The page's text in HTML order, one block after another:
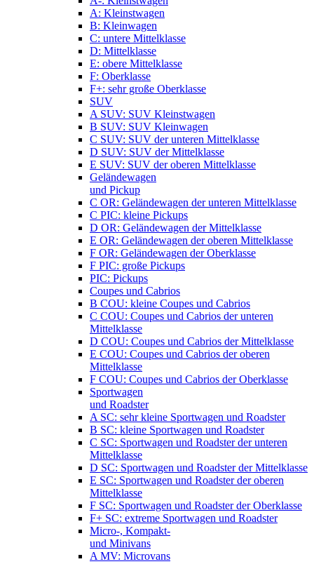
A: Kleinstwagen
B: Kleinwagen
C: untere Mittelklasse
D: Mittelklasse
E: obere Mittelklasse
F: Oberklasse
F+: sehr große Oberklasse
SUV
A SUV: SUV Kleinstwagen
B SUV: SUV Kleinwagen
C SUV: SUV der unteren Mittelklasse
D SUV: SUV der Mittelklasse
E SUV: SUV der oberen Mittelklasse
Geländewagen
und Pickup
C OR: Geländewagen der unteren Mittelklasse
C PIC: kleine Pickups
D OR: Geländewagen der Mittelklasse
E OR: Geländewagen der oberen Mittelklasse
F OR: Geländewagen der Oberklasse
F PIC: große Pickups
PIC: Pickups
Coupes und Cabrios
B COU: kleine Coupes und Cabrios
C COU: Coupes und Cabrios der unteren
Mittelklasse
D COU: Coupes und Cabrios der Mittelklasse
E COU: Coupes und Cabrios der oberen
Mittelklasse
F COU: Coupes und Cabrios der Oberklasse
Sportwagen
und Roadster
A SC: sehr kleine Sportwagen und Roadster
B SC: kleine Sportwagen und Roadster
C SC: Sportwagen und Roadster der unteren
Mittelklasse
D SC: Sportwagen und Roadster der Mittelklasse
E SC: Sportwagen und Roadster der oberen
Mittelklasse
F SC: Sportwagen und Roadster der Oberklasse
F+ SC: extreme Sportwagen und Roadster
Micro-, Kompakt-
und Minivans
A MV: Microvans